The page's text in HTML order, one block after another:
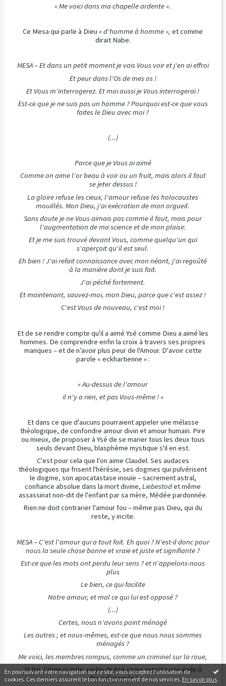
En poursuivant votre navigation sur ce site, vous acceptez l'utilisation de
cookies. Ces derniers assurent le bon fonctionnement de nos services. En savoir plus.
« Me voici dans ma chapelle ardente ».
Ce Mesa qui parle à Dieu« d'homme à homme », et comme
dirait Nabe.
MESA – Et dans un petit moment je vais Vous voir et j'en ai effroi
Et peur dans l'Os de mes os !
Et Vous m'interrogerez. Et moi aussi je Vous interrogerai !
Est-ce que je ne suis pas un homme ? Pourquoi est-ce que vous
faites le Dieu avec moi ?
(...)
Parce que je Vous ai aimé
Comme on aime l'or beau à voir ou un fruit, mais alors il faut
se jeter dessus !
La gloire refuse les cieux, l'amour refuse les holocaustes
mouillés. Mon Dieu, j'ai exécration de mon orgueil.
Sans doute je ne Vous aimais pas comme il faut, mais pour
l'augmentation de ma science et de mon plaisir.
Et je me suis trouvé devant Vous, comme quelqu'un qui
s'aperçoit qu'il est seul.
Eh bien ! J'ai refait connaissance avec mon néant, j'ai regoûté
à la manière dont je suis fait.
J'ai péché fortement.
Et maintenant, sauvez-moi, mon Dieu, parce que c'est assez !
C'est Vous de nouveau, c'est moi !
Et de se rendre compte qu'il a aimé Ysé comme Dieu a aimé les
hommes. De comprendre enfin la croix à travers ses propres
manques – et de n’avoir plus peur de l'Amour. D'avoir cette
parole « eckhartienne » :
« Au-dessus de l'amour
il n'y a rien, et pas Vous-même ! »
Et dans ce que d'aucuns pourraient appeler une mélasse
théologique, de confondre amour divin et amour humain. Pire
ou mieux, de proposer à Ysé de se marier tous les deux tous
seuls devant Dieu, blasphème mystique s'il en est.
C'est pour cela que l'on aime Claudel. Ses audaces
théologiques qui frisent l'hérésie, ses dogmes qui pulvérisent
le dogme, son apocatastase inouïe – sacrement astral,
confiance absolue dans la mort divine,Liebestodet même
assassinat non-dit de l'enfant par sa mère, Médée pardonnée.
Rien ne doit contrarier l'amour fou – même pas Dieu, qui du
reste, y incite.
MESA – C'est l'amour qui a tout fait. Eh quoi ? N'est-il donc pour
nous la seule chose bonne et vraie et juste et signifiante ?
Est-ce que les mots ont perdu leur sens ? et n'appelons-nous
plus
Le bien, ce qui facilite
Notre amour, et mal ce qui lui est opposé ?
(...)
Certes, nous n'avons point ménagé
Les autres ; et nous-mêmes, est-ce que nous nous sommes
ménagés ?
Me voici, les membres rompus, comme un criminel sur la roue,
Et toi, l'âme outrée, sortie de ton corps comme une épée à
demi dégainée !